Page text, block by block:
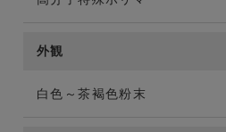
外観
白色～茶褐色粉末